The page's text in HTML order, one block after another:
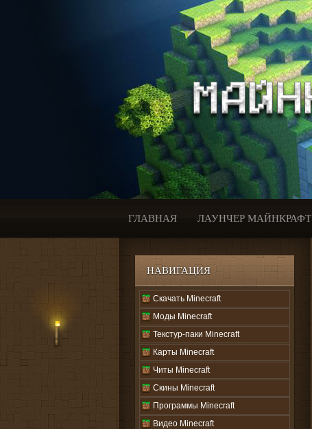
ГЛАВНАЯ ЛАУНЧЕР МАЙНКРАФТ
НАВИГАЦИЯ
Скачать Minecraft
Моды Minecraft
Текстур-паки Minecraft
Карты Minecraft
Читы Minecraft
Скины Minecraft
Программы Minecraft
Видео Minecraft